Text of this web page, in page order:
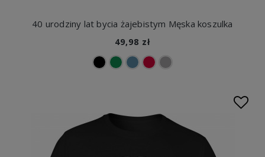
40 urodziny lat bycia żajebistym Męska koszulka
49,98 zł